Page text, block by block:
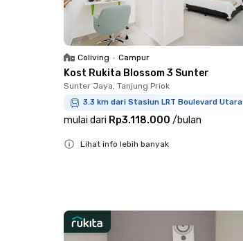
Coliving • Campur
Kost Rukita Blossom 3 Sunter
Sunter Jaya, Tanjung Priok
3.3 km dari Stasiun LRT Boulevard Utara
mulai dari Rp3.118.000 /bulan
Lihat info lebih banyak